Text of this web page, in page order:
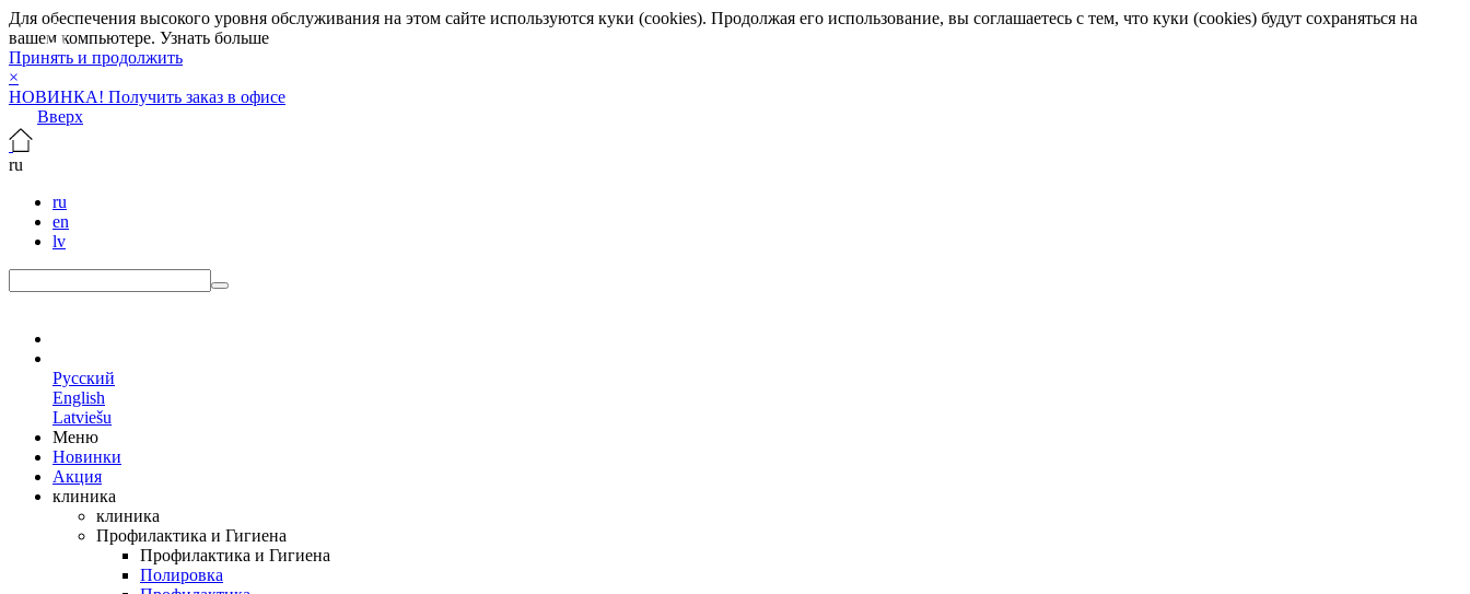
Для обеспечения высокого уровня обслуживания на этом сайте используются куки (cookies). Продолжая его использование, вы соглашаетесь с тем, что куки (cookies) будут сохраняться на
вашем компьютере. Узнать больше
Принять и продолжить
×
НОВИНКА! Получить заказ в офисе
Вверх
ru
ru
en
lv
Русский
English
Latviešu
Меню
Новинки
Акция
клиника
клиника
Профилактика и Гигиена
Профилактика и Гигиена
Полировка